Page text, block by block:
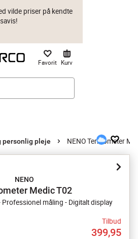
Prismatch
vilde priser på kendte
Favorit Kurv
personlig pleje NENO Termometer
NENO
Medic T02
måling - Digitalt display
Tilbud
399,95